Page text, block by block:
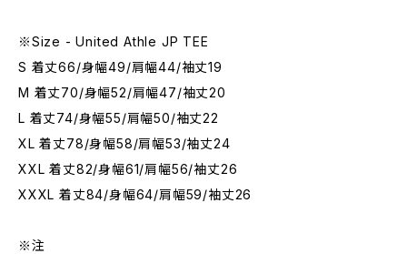
※Size - United Athle JP TEE
S 着丈66/身幅49/肩幅44/袖丈19
M 着丈70/身幅52/肩幅47/袖丈20
L 着丈74/身幅55/肩幅50/袖丈22
XL 着丈78/身幅58/肩幅53/袖丈24
XXL 着丈82/身幅61/肩幅56/袖丈26
XXXL 着丈84/身幅64/肩幅59/袖丈26
※注